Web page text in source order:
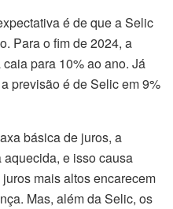
é de que a Selic
Para o fim de 2024, a
para 10% ao ano. Já
previsão é de Selic em 9%
básica de juros, a
e isso causa
mais altos encarecem
Mas, além da Selic, os